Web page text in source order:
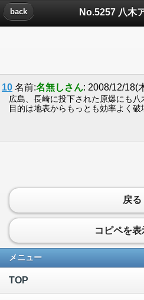
back
10 名前:名無しさん: 2008/12/18(
広島、長崎に投下された原爆にも
目的は地表からもっとも効率よく
戻る
コピペを表
メニュー
TOP